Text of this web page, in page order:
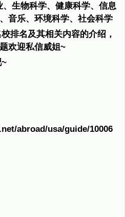
生物科学、健康科学、信息
音乐、环境科学、社会科学
排名及其相关内容的介绍，
欢迎私信威姐~
abroad/usa/guide/10006